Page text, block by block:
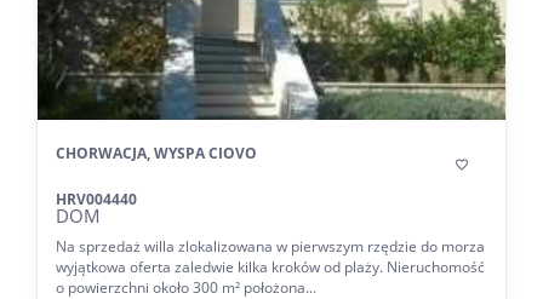
CHORWACJA, WYSPA CIOVO
HRV004440
DOM

Na sprzedaż willa zlokalizowana w pierwszym rzędzie do morza
wyjątkowa oferta zaledwie kilka kroków od plaży. Nieruchomość
o powierzchni około 300 m² położona...